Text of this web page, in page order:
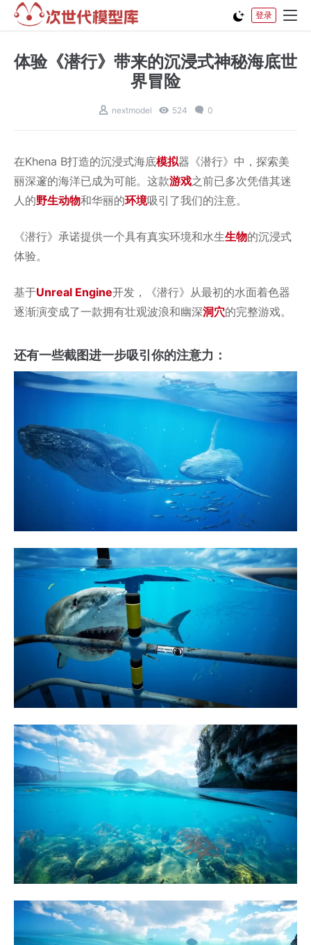
登录
体验《潜行》带来的沉浸式神秘海底世
界冒险
nextmodel 524 0
在Khena B打造的沉浸式海底模拟器《潜行》中，探索美
丽深邃的海洋已成为可能。这款游戏之前已多次凭借其迷
人的野生动物和华丽的环境吸引了我们的注意。
《潜行》承诺提供一个具有真实环境和水生生物的沉浸式
体验。
基于Unreal Engine开发，《潜行》从最初的水面着色器
逐渐演变成了一款拥有壮观波浪和幽深洞穴的完整游戏。
还有一些截图进一步吸引你的注意力：